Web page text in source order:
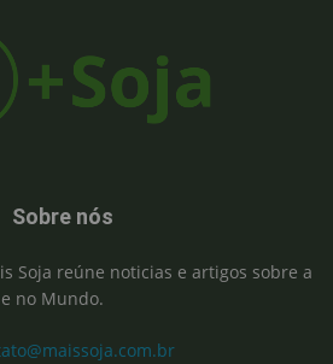
Sobre nós
Soja reúne noticias e artigos sobre a
no Mundo.